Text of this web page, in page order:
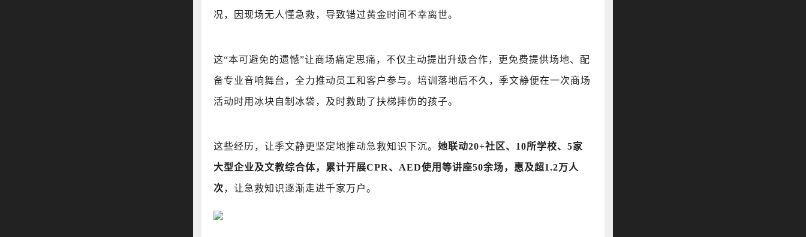
况，因现场无人懂急救，导致错过黄金时间不幸离世。
这“本可避免的遗憾”让商场痛定思痛，不仅主动提出升级合作，更免费提供场地、配
备专业音响舞台，全力推动员工和客户参与。培训落地后不久，季文静便在一次商场
活动时用冰块自制冰袋，及时救助了扶梯摔伤的孩子。
这些经历，让季文静更坚定地推动急救知识下沉。 她联动20+社区、10所学校、5家
大型企业及文教综合体，累计开展CPR、AED使用等讲座50余场，惠及超1.2万人
次，让急救知识逐渐走进千家万户。